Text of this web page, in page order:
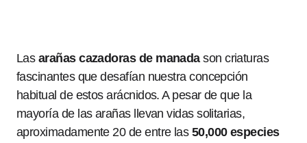
Las arañas cazadoras de manadason criaturas
fascinantes que desafían nuestra concepción
habitual de estos arácnidos. A pesar de que la
mayoría de las arañas llevan vidas solitarias,
aproximadamente 20 de entre las 50,000 especies